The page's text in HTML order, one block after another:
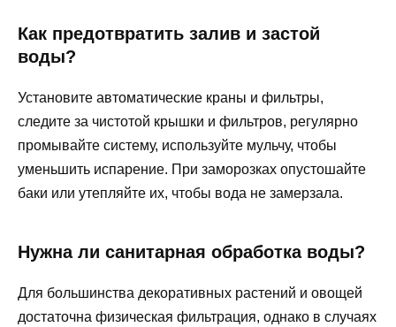
Как предотвратить залив и застой
воды?
Установите автоматические краны и фильтры,
следите за чистотой крышки и фильтров, регулярно
промывайте систему, используйте мульчу, чтобы
уменьшить испарение. При заморозках опустошайте
баки или утепляйте их, чтобы вода не замерзала.
Нужна ли санитарная обработка воды?
Для большинства декоративных растений и овощей
достаточна физическая фильтрация, однако в случаях